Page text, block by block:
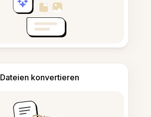
Dateien konvertieren